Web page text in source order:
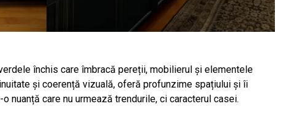
închis care îmbracă pereții, mobilierul și elementele
și coerență vizuală, oferă profunzime spațiului și îi
nuanță care nu urmează trendurile, ci caracterul casei.